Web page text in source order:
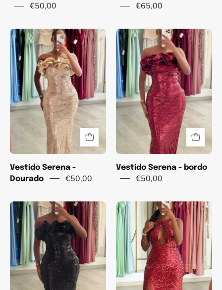
€50,00 €65,00
Vestido
Serena
-
Dourado
Vestido Serena -
Dourado
€50,00
Vestido
Serena
-
bordo
Vestido Serena - bordo
€50,00
Vestido
Serena
-
Preto
Vestido
Tyra
Vermelho